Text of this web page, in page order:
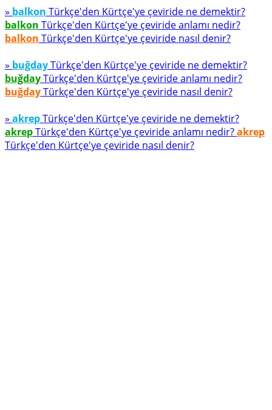
» balkon Türkçe'den Kürtçe'ye çeviride ne demektir?
balkon Türkçe'den Kürtçe'ye çeviride anlamı nedir?
balkon Türkçe'den Kürtçe'ye çeviride nasıl denir?
» buğdayTürkçe'den Kürtçe'ye çeviride ne demektir?
buğdayTürkçe'den Kürtçe'ye çeviride anlamı nedir?
buğdayTürkçe'den Kürtçe'ye çeviride nasıl denir?
» akrepTürkçe'den Kürtçe'ye çeviride ne demektir?
akrepTürkçe'den Kürtçe'ye çeviride anlamı nedir?akrep
Türkçe'den Kürtçe'ye çeviride nasıl denir?